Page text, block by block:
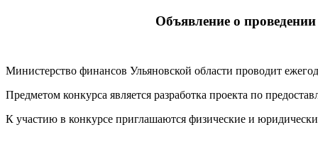
Объявление о
Министерство финансов Ульяновской области проводит
Предметом конкурса является разработка проекта по
К участию в конкурсе приглашаются физические и